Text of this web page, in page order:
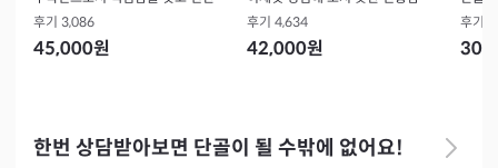
후기 3,086
45,000원
후기 4,634
42,000원
후기
한번 상담받아보면 단골이 될 수밖에 없어요!